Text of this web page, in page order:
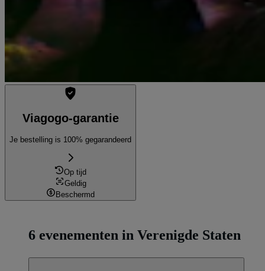
Viagogo-garantie
Je bestelling is 100% gegarandeerd
Op tijd
Geldig
Beschermd
6 evenementen in Verenigde Staten